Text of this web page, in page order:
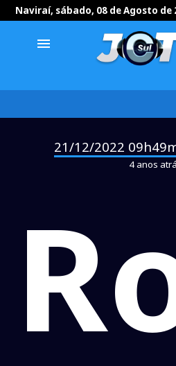
Naviraí, sábado, 08 de Agosto de
menu
21/12/2022
4 anos